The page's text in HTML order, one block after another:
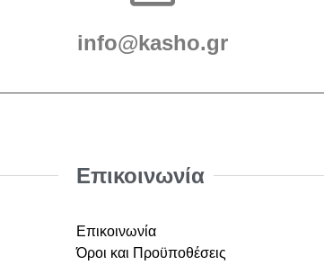
info@kasho.gr
Επικοινωνία
Επικοινωνία
Όροι και Προϋποθέσεις